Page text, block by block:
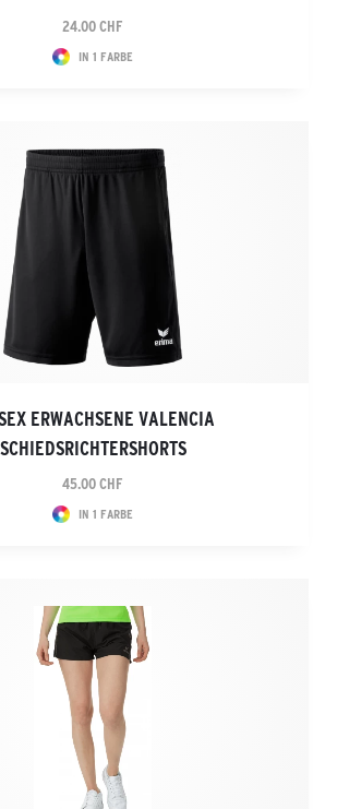
24.00 CHF
IN 1 FARBE
ERWACHSENE VALENCIA
SCHIEDSRICHTERSHORTS
45.00 CHF
IN 1 FARBE